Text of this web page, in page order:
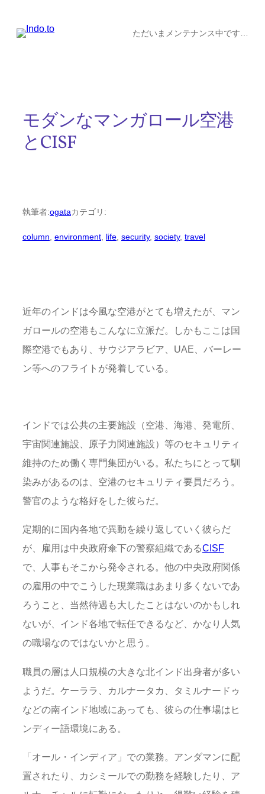
ただいまメンテナンス中です…
モダンなマンガロール空港
とCISF
執筆者:ogataカテゴリ:
column environment life security, society, travel
近年のインドは今風な空港がとても増えたが、マン
ガロールの空港もこんなに立派だ。しかもここは国
際空港でもあり、サウジアラビア、UAE、バーレー
ン等へのフライトが発着している。
インドでは公共の主要施設（空港、海港、発電所、
宇宙関連施設、原子力関連施設）等のセキュリティ
維持のため働く専門集団がいる。私たちにとって馴
染みがあるのは、空港のセキュリティ要員だろう。
警官のような格好をした彼らだ。
定期的に国内各地で異動を繰り返していく彼らだ
が、雇用は中央政府傘下の警察組織であるCISF
で、人事もそこから発令される。他の中央政府関係
の雇用の中でこうした現業職はあまり多くないであ
ろうこと、当然待遇も大したことはないのかもしれ
ないが、インド各地で転任できるなど、かなり人気
の職場なのではないかと思う。
職員の層は人口規模の大きな北インド出身者が多い
ようだ。ケーララ、カルナータカ、タミルナードゥ
などの南インド地域にあっても、彼らの仕事場はヒ
ンディー語環境にある。
「オール・インディア」での業務。アンダマンに配
置されたり、カシミールでの勤務を経験したり、ア